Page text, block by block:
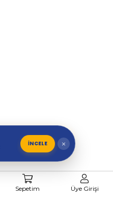
İNCELE ×
Sepetim Üye Girişi